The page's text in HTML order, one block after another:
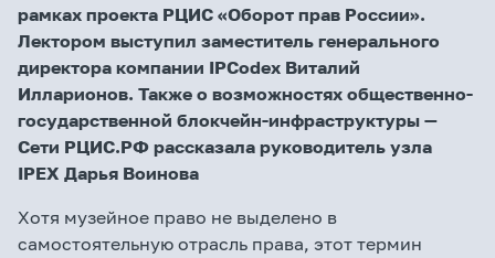
рамках проекта РЦИС «Оборот прав России».
Лектором выступил заместитель генерального
директора компании IPCodex Виталий
Илларионов. Также о возможностях общественно-
государственной блокчейн-инфраструктуры —
Сети РЦИС.РФ рассказала руководитель узла
IPEX Дарья Воинова
Хотя музейное право не выделено в
самостоятельную отрасль права, этот термин